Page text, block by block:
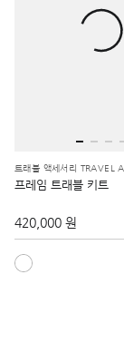
트래블 액세서리 TRAVEL
프레임 트래블 키트
420,000 원